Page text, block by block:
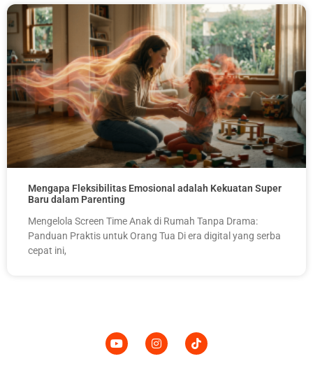
Mengapa Fleksibilitas Emosional adalah Kekuatan Super
Baru dalam Parenting
Mengelola Screen Time Anak di Rumah Tanpa Drama:
Panduan Praktis untuk Orang Tua Di era digital yang serba
cepat ini,